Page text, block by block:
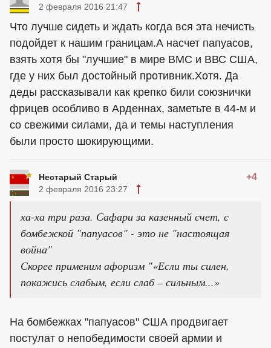
2 февраля 2016 21:47
Что лучше сидеть и ждать когда вся эта нечисть
подойдет к нашим границам.А насчет папуасов,
взять хотя бы "лучшие" в мире ВМС и ВВС США,
где у них был достойный противник.Хотя. Да
деды рассказывали как крепко били союзнички
фрицев особливо в Арденнах, заметьте в 44-м и
со свежими силами, да и темы наступления
были просто шокирующими.
Нестарый Старый +4
2 февраля 2016 23:27
ха-ха три раза. Сафари за казенный счет, с
бомбежкой "папуасов" - это не "настоящая
война"
Скорее применим афоризм "«Если ты силен,
покажись слабым, если слаб – сильным...»
На бомбежках "папуасов" США продвигает
постулат о непобедимости своей армии и